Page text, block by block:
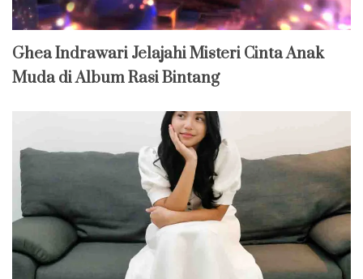
Ghea Indrawari Jelajahi Misteri Cinta Anak
Muda di Album Rasi Bintang